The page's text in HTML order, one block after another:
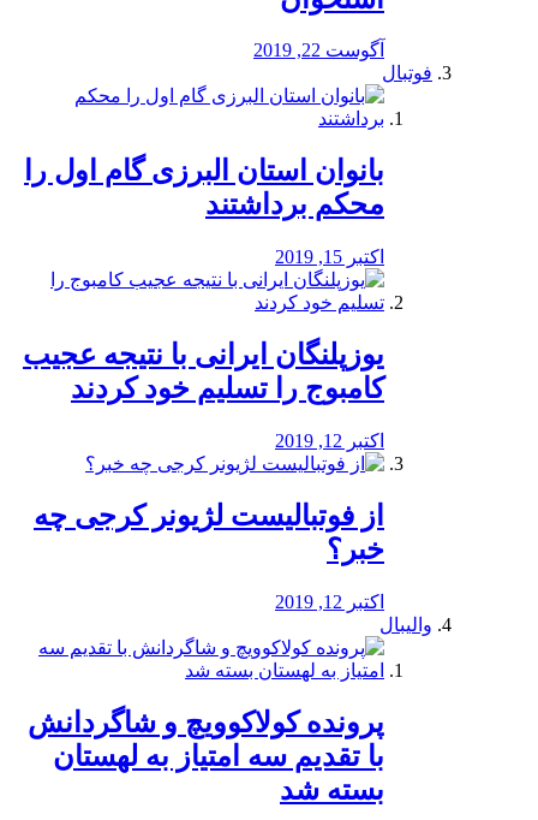
آگوست 22, 2019
فوتبال
بانوان استان البرزی گام اول را
محكم برداشتند
اکتبر 15, 2019
یوزپلنگان ایرانی با نتیجه عجیب
کامبوج را تسلیم خود کردند
اکتبر 12, 2019
از فوتبالیست لژیونر کرجی چه
خبر؟
اکتبر 12, 2019
والیبال
پرونده کولاکوویچ و شاگردانش
با تقدیم سه امتیاز به لهستان
بسته شد